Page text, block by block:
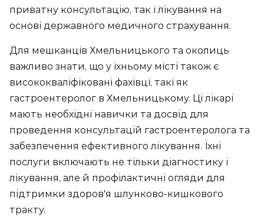
приватну консультацію, так і лікування на
основі державного медичного страхування.
Для мешканців Хмельницького та околиць
важливо знати, що у їхньому місті також є
висококваліфіковані фахівці, такі як
гастроентеролог в Хмельницькому. Ці лікарі
мають необхідні навички та досвід для
проведення консультацій гастроентеролога та
забезпечення ефективного лікування. Їхні
послуги включають не тільки діагностику і
лікування, але й профілактичні огляди для
підтримки здоров'я шлунково-кишкового
тракту.